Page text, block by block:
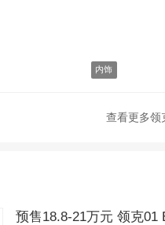
内饰
查看更多领
预售18.8-21万元 领克01